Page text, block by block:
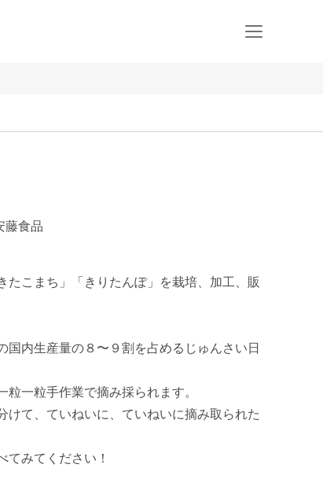
藤食品
たこまち」「きりたんぽ」を栽培、加工、販
国内生産量の８〜９割を占めるじゅんさい日
一粒手作業で摘み採られます。
けて、ていねいに、ていねいに摘み取られた
てみてください！